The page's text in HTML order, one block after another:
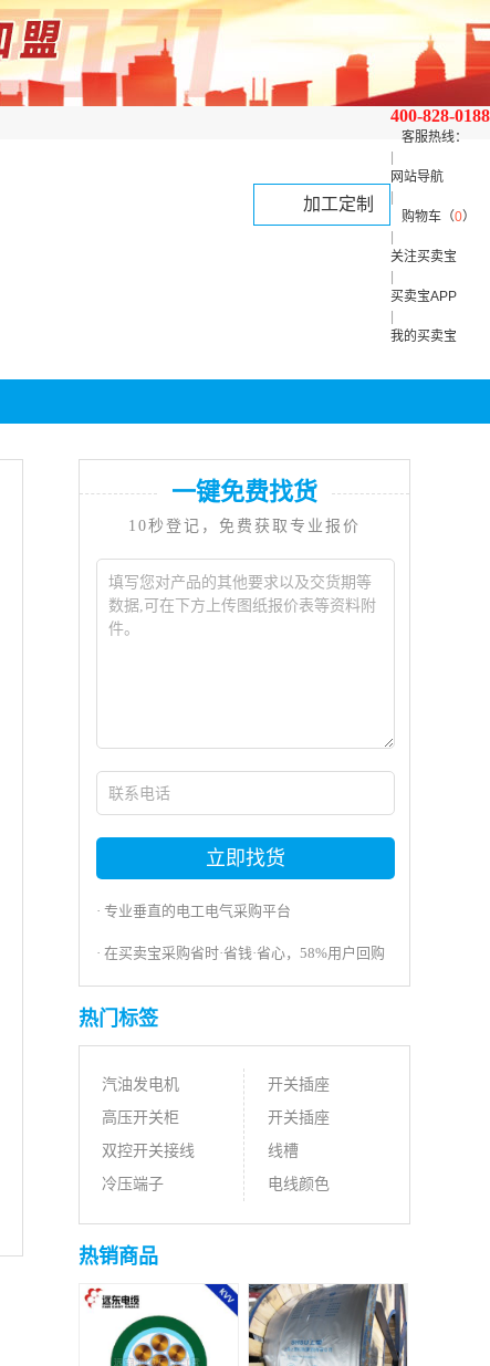
400-828-0188
客服热线：
网站导航
购物车（0）
关注买卖宝
买卖宝APP
我的买卖宝
加工定制
一键免费找货
10秒登记，免费获取专业报价
立即找货
· 专业垂直的电工电气采购平台
· 在买卖宝采购省时·省钱·省心，58%用户回购
热门标签
汽油发电机
高压开关柜
双控开关接线
冷压端子
开关插座
开关插座
线槽
电线颜色
热销商品